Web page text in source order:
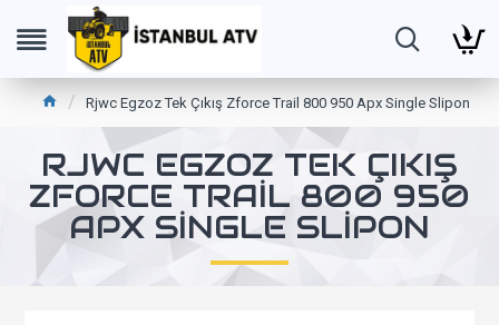
Rjwc Egzoz Tek Çıkış Zforce Trail 800 950 Apx Single Slipon
RJWC EGZOZ TEK ÇIKIŞ
ZFORCE TRAIL 800 950
APX SINGLE SLIPON